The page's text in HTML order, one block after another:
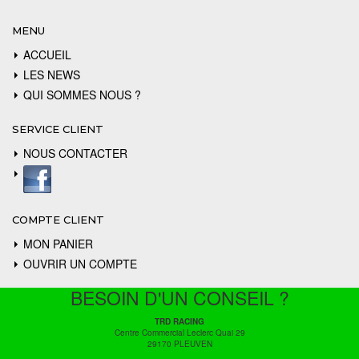
MENU
ACCUEIL
LES NEWS
QUI SOMMES NOUS ?
SERVICE CLIENT
NOUS CONTACTER
COMPTE CLIENT
MON PANIER
OUVRIR UN COMPTE
BESOIN D'UN CONSEIL ?
TRD RACING
Centre Commercial Leclerc Quai 29
29170 PLEUVEN